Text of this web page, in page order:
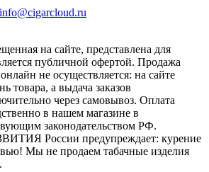
info@cigarcloud.ru
на сайте, представлена для
публичной офертой. Продажа
не осуществляется: на сайте
товара, а выдача заказов
через самовывоз. Оплата
в нашем магазине в
законодательством РФ.
России предупреждает: курение
Мы не продаем табачные изделия